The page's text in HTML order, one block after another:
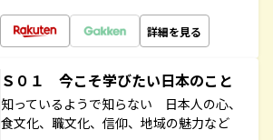
詳細を見る
Ｓ０１ 今こそ学びたい日本のこと
知っているようで知らない 日本人の心、
食文化、職文化、信仰、地域の魅力など